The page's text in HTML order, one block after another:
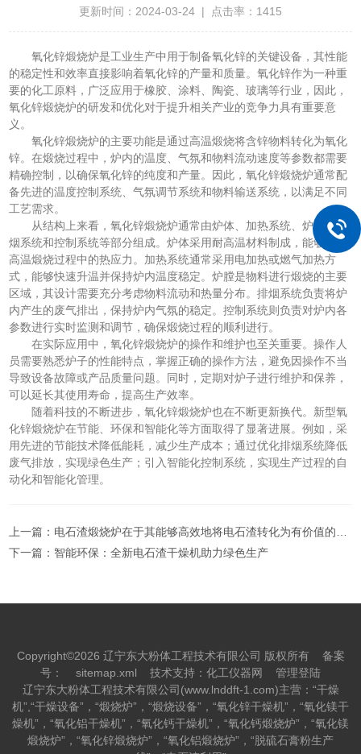
更新时间：2024-03-24 | 点击率：1415
氧化锌煅烧炉是工业生产中用于制备氧化锌的关键设备，其性能
的稳定性和效率直接影响着氧化锌的产量和质量。氧化锌作为一种重
要的化工原料，广泛应用于橡胶、涂料、陶瓷、玻璃等行业，因此，
氧化锌煅烧炉的研发和优化对于提升相关产业的竞争力具有重要意
义。
氧化锌煅烧炉的主要功能是通过高温煅烧将含锌物料转化为氧化
锌。在煅烧过程中，炉内的温度、气氛和物料流动速度等参数都需要
精确控制，以确保氧化锌的纯度和产量。因此，氧化锌煅烧炉通常配
备先进的温度控制系统、气氛调节系统和物料输送系统，以满足不同
工艺需求。
从结构上来看，氧化锌煅烧炉通常由炉体、加热系统、炉膛、排
烟系统和控制系统等部分组成。炉体采用耐高温材料制成，能够承受
高温煅烧过程中的热应力。加热系统通常采用电加热或燃气加热方
式，能够快速升温并保持炉内温度稳定。炉膛是物料进行煅烧的主要
区域，其设计需要充分考虑物料流动和热量分布。排烟系统负责将炉
内产生的废气排出，保持炉内气氛的稳定。控制系统则负责对炉内各
参数进行实时监测和调节，确保煅烧过程的顺利进行。
在实际应用中，氧化锌煅烧炉的操作和维护也至关重要。操作人
员需要熟悉炉子的性能特点，掌握正确的操作方法，避免因操作不当
导致设备故障或产品质量问题。同时，定期对炉子进行维护和保养，
可以延长其使用寿命，提高生产效率。
随着科技的不断进步，氧化锌煅烧炉也在不断更新换代。新型氧
化锌煅烧炉在节能、环保和智能化等方面取得了显著进展。例如，采
用先进的节能技术降低能耗，减少生产成本；通过优化排烟系统降低
废气排放，实现绿色生产；引入智能化控制系统，实现生产过程的自
动化和智能化管理。
上一篇： 电石渣煅烧炉在于其能够高效地将电石渣转化为有价值的工业原料
下一篇： 智能环保：全新电石渣干燥机助力绿色生产
Copyright©2026 辽宁东大粉体工程技术有限公司 版权所有 备案
号：
sitemap.xml 技术支持： 化工仪器网
管理登陆
辽宁东大粉体工程技术有限公司(www.lnddft-1.com)主营：“干燥
机”,“干燥设备”，“煅烧炉”，“煅烧设备”，“氧化锌干燥机”，“氧化镁干
燥机”，“氧化铝干燥机”，“氧化钙干燥机”，“氧化钙煅烧炉”，“氧化镁
煅烧炉”，“氧化锌煅烧炉”，“氧化铝煅烧炉”，“脱硫石膏粉生产